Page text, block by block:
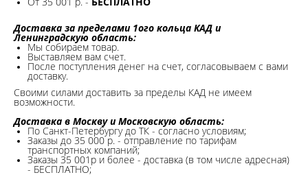
Доставка за пределами 1ого кольца КАД и
Ленинградскую область:
Мы собираем товар.
Выставляем вам счет.
После поступления денег на счет, согласовываем с вами
доставку.
Своими силами доставить за пределы КАД не имеем
возможности.​
Доставка в Москву и Московскую область:
По Санкт-Петербургу до ТК - согласно условиям;
Заказы до 35 000 р. - отправление по тарифам
транспортных компаний;
Заказы 35 001р и более - доставка (в том числе адресная)
- БЕСПЛАТНО;